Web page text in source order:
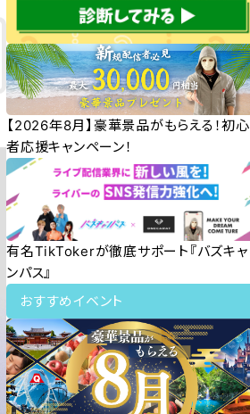
【2026年8月】豪華景品がもらえる！初心
者応援キャンペーン！
有名TikTokerが徹底サポート『バズキャ
ンパス』
おすすめイベント